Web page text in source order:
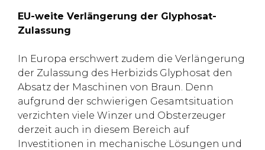
EU-weite Verlängerung der Glyphosat-
Zulassung
In Europa erschwert zudem die Verlängerung
der Zulassung des Herbizids Glyphosat den
Absatz der Maschinen von Braun. Denn
aufgrund der schwierigen Gesamtsituation
verzichten viele Winzer und Obsterzeuger
derzeit auch in diesem Bereich auf
Investitionen in mechanische Lösungen und